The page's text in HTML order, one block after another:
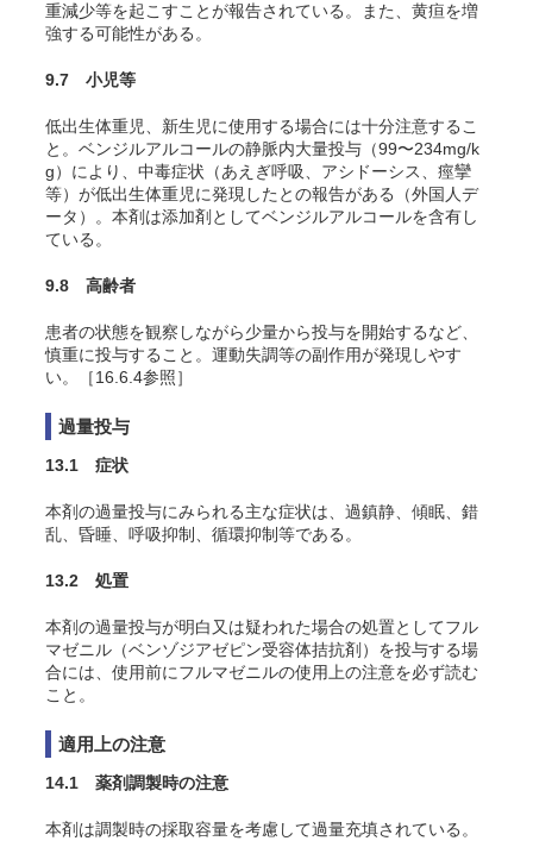
重減少等を起こすことが報告されている。また、黄疸を増
強する可能性がある。
9.7 小児等
低出生体重児、新生児に使用する場合には十分注意するこ
と。ベンジルアルコールの静脈内大量投与（99〜234mg/k
g）により、中毒症状（あえぎ呼吸、アシドーシス、痙攣
等）が低出生体重児に発現したとの報告がある（外国人デ
ータ）。本剤は添加剤としてベンジルアルコールを含有し
ている。
9.8 高齢者
患者の状態を観察しながら少量から投与を開始するなど、
慎重に投与すること。運動失調等の副作用が発現しやす
い。［16.6.4参照］
過量投与
13.1 症状
本剤の過量投与にみられる主な症状は、過鎮静、傾眠、錯
乱、昏睡、呼吸抑制、循環抑制等である。
13.2 処置
本剤の過量投与が明白又は疑われた場合の処置としてフル
マゼニル（ベンゾジアゼピン受容体拮抗剤）を投与する場
合には、使用前にフルマゼニルの使用上の注意を必ず読む
こと。
適用上の注意
14.1 薬剤調製時の注意
本剤は調製時の採取容量を考慮して過量充填されている。